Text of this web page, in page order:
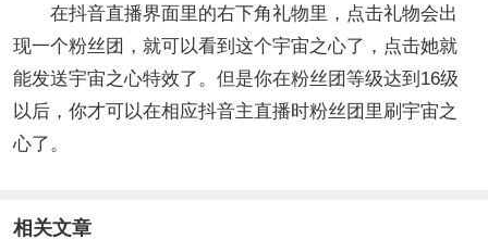
在抖音直播界面里的右下角礼物里，点击礼物会出
现一个粉丝团，就可以看到这个宇宙之心了，点击她就
能发送宇宙之心特效了。但是你在粉丝团等级达到16级
以后，你才可以在相应抖音主直播时粉丝团里刷宇宙之
心了。
相关文章